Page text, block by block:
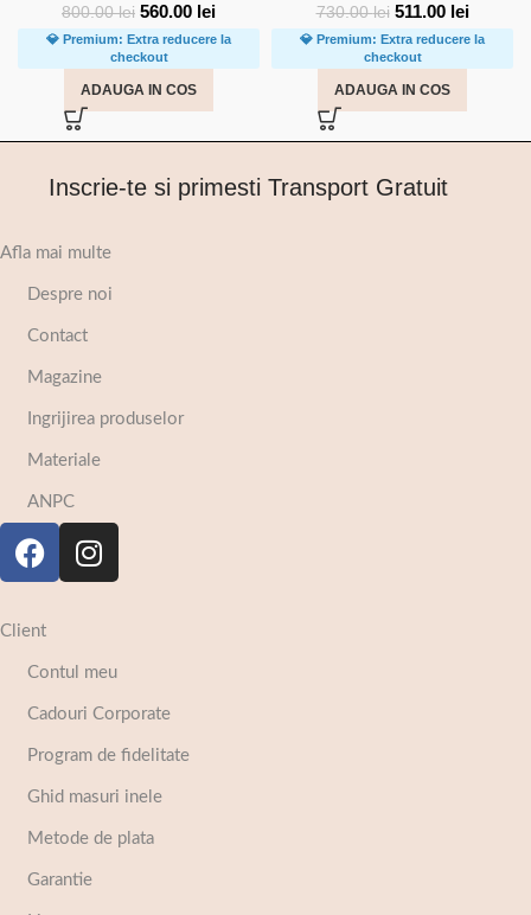
800.00lei 560.00 lei
💎 Premium: Extra reducere la
checkout
ADAUGA IN COS
730.00lei 511.00 lei
💎 Premium: Extra reducere la
checkout
ADAUGA IN COS
Inscrie-te si primesti Transport Gratuit
Afla mai multe
Despre noi
Contact
Magazine
Ingrijirea produselor
Materiale
ANPC
Client
Contul meu
Cadouri Corporate
Program de fidelitate
Ghid masuri inele
Metode de plata
Garantie